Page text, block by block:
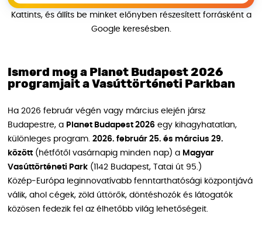
Kattints, és állíts be minket előnyben részesített forrásként a
Google keresésben.
Ismerd meg a Planet Budapest 2026
programjait a Vasúttörténeti Parkban
Ha 2026 február végén vagy március elején jársz
Budapestre, a Planet Budapest 2026 egy kihagyhatatlan,
különleges program. 2026. február 25. és március 29.
között (hétfőtől vasárnapig minden nap) a Magyar
Vasúttörténeti Park (1142 Budapest, Tatai út 95.)
Közép‑Európa leginnovatívabb fenntarthatósági központjává
válik, ahol cégek, zöld úttörők, döntéshozók és látogatók
közösen fedezik fel az élhetőbb világ lehetőségeit.